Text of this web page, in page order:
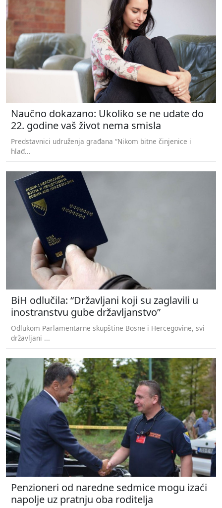
Naučno dokazano: Ukoliko se ne udate do
22. godine vaš život nema smisla
Predstavnici udruženja građana “Nikom bitne činjenice i
hlađ...
BiH odlučila: “Državljani koji su zaglavili u
inostranstvu gube državljanstvo”
Odlukom Parlamentarne skupštine Bosne i Hercegovine, svi
državljani ...
Penzioneri od naredne sedmice mogu izaći
napolje uz pratnju oba roditelja